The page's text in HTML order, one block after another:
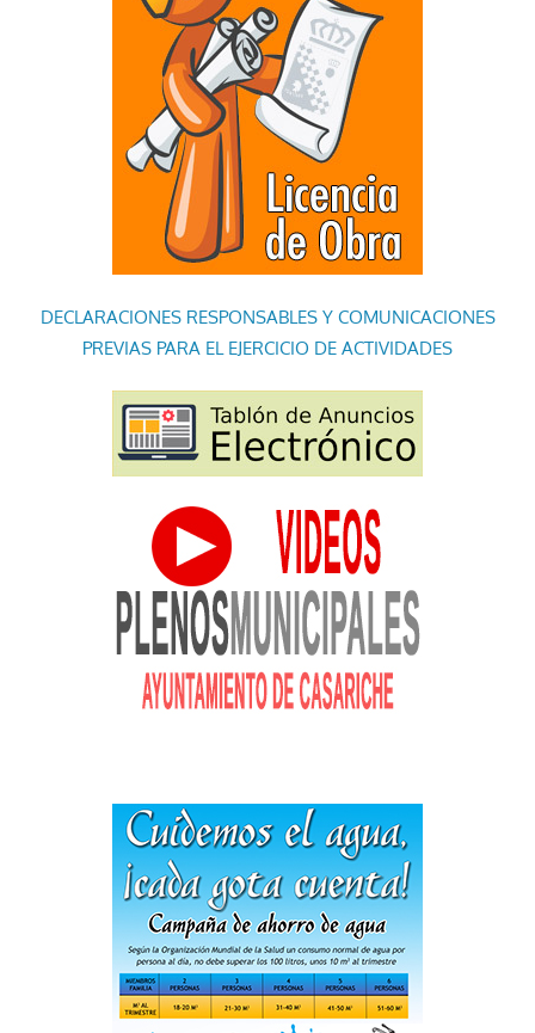
DECLARACIONES RESPONSABLES Y COMUNICACIONES
PREVIAS PARA EL EJERCICIO DE ACTIVIDADES